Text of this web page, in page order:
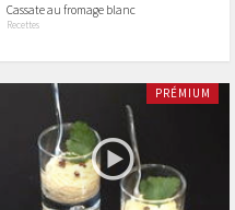
Cassate au fromage blanc
Recettes
PRÉMIUM